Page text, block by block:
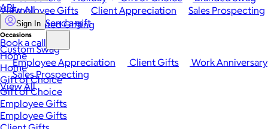
View All
Occasions
Employee Appreciation Client Gifts
Work Anniversary
Sales Prospecting
View All
Employee Gifts Client Appreciation
Sales Prospecting
Automated Gifting
Custom Swag
API
Sign In Send a gift
Book a call
Home
Home
Gift of Choice
Gift of Choice
Employee Gifts
Employee Gifts